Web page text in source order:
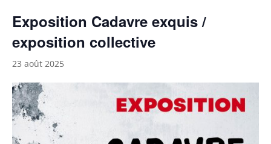
Exposition Cadavre exquis /
exposition collective
23 août 2025